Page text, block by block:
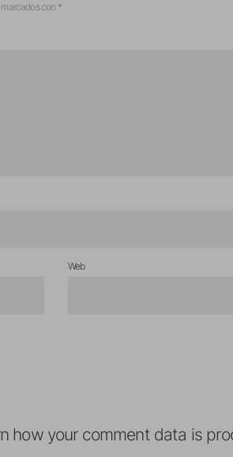
con *
Web
how your comment data is